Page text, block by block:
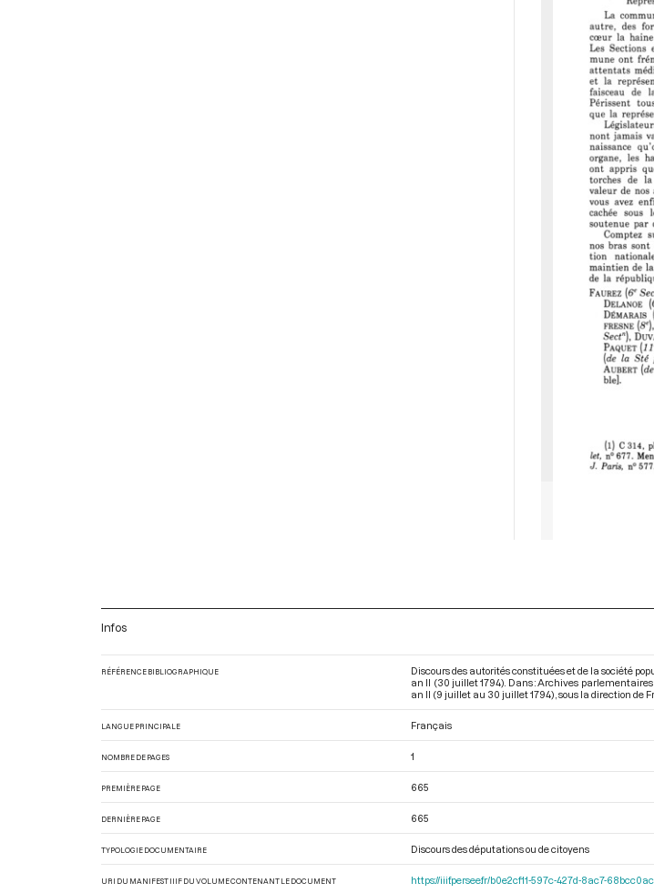
Infos
RÉFÉRENCE BIBLIOGRAPHIQUE
Discours des autorités constituées et de la société
an II (30 juillet 1794). Dans : Archives
an II (9 juillet au 30 juillet 1794) , sous la direction de
LANGUE PRINCIPALE Français
NOMBRE DE PAGES 1
PREMIÈRE PAGE 665
DERNIÈRE PAGE 665
TYPOLOGIE DOCUMENTAIRE Discours des députations ou de citoyens
URI DU MANIFEST IIIF DU VOLUME CONTENANT LE DOCUMENT https://iiif.persee.fr/b0e2cf11-597c-427d-8ac7-